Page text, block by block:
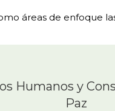
áreas de enfoque
Humanos y
Paz